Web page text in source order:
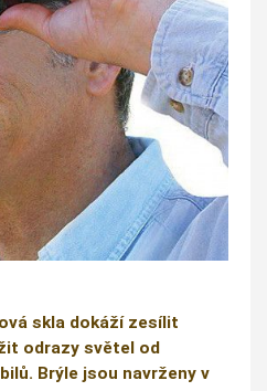
skla dokáží zesílit
odrazy světel od
Brýle jsou navrženy v